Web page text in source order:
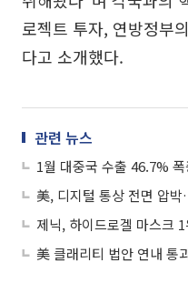
로젝트 투자, 연방정부
다고 소개했다.
관련 뉴스
1월 대중국 수출 46.7%